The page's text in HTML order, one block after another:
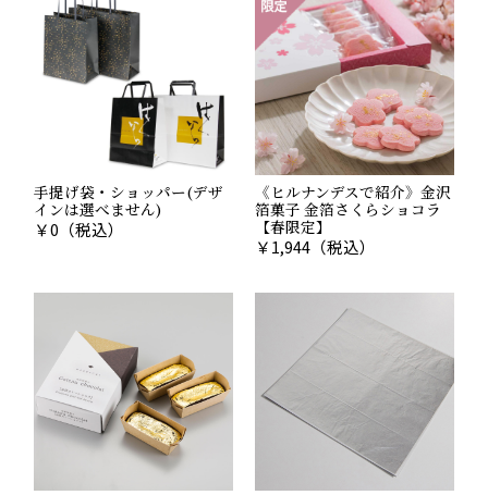
手提げ袋・ショッパー(デザ
インは選べません)
￥0 （税込）
《ヒルナンデスで紹介》金沢
箔菓子 金箔さくらショコラ
【春限定】
￥1,944 （税込）